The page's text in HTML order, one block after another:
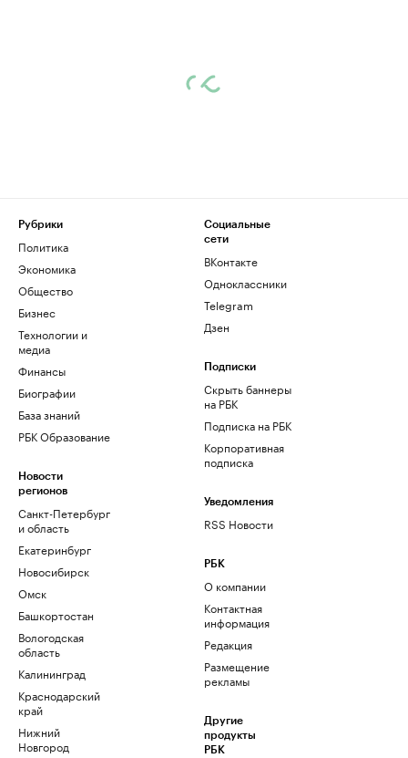
Рубрики
Политика
Экономика
Общество
Бизнес
Технологии и
медиа
Финансы
Биографии
База знаний
РБК Образование
Новости
регионов
Санкт-Петербург
и область
Екатеринбург
Новосибирск
Омск
Башкортостан
Вологодская
область
Калининград
Краснодарский
край
Нижний
Новгород
Социальные
сети
ВКонтакте
Одноклассники
Telegram
Дзен
Подписки
Скрыть баннеры
на РБК
Подписка на РБК
Корпоративная
подписка
Уведомления
RSS Новости
РБК
О компании
Контактная
информация
Редакция
Размещение
рекламы
Другие
продукты
РБК